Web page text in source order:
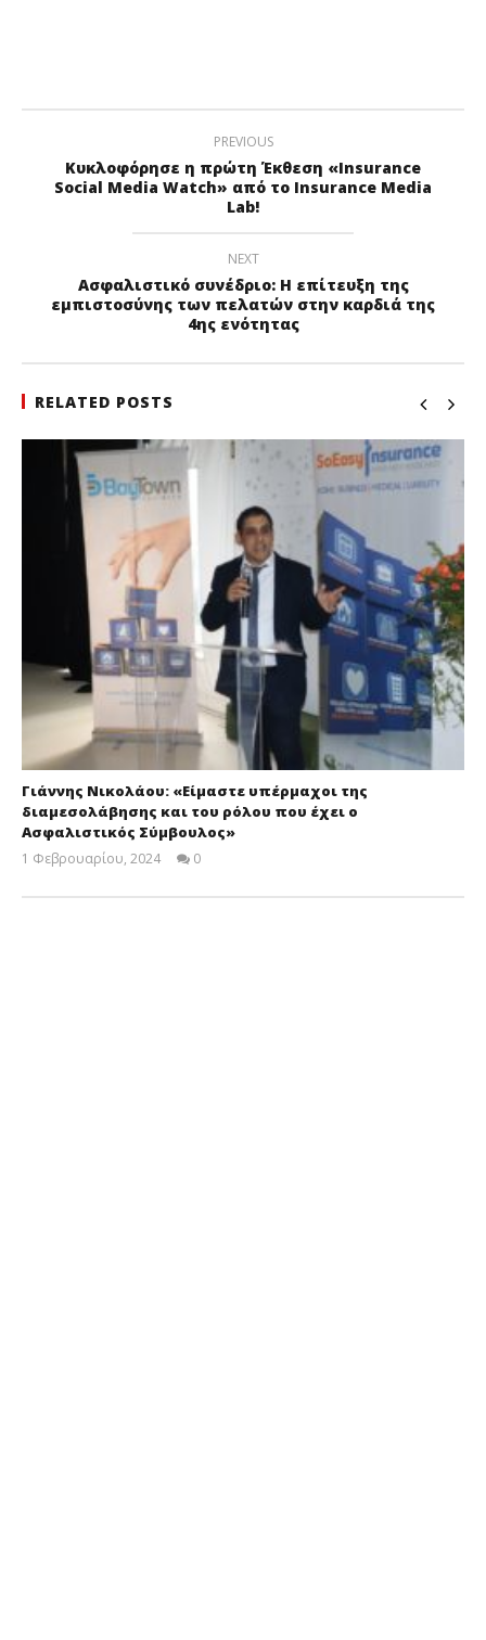
PREVIOUS
Κυκλοφόρησε η πρώτη Έκθεση «Insurance
Social Media Watch» από το Insurance Media
Lab!
NEXT
Ασφαλιστικό συνέδριο: Η επίτευξη της
εμπιστοσύνης των πελατών στην καρδιά της
4ης ενότητας
RELATED POSTS
Γιάννης Νικολάου: «Είμαστε υπέρμαχοι της
διαμεσολάβησης και του ρόλου που έχει ο
Ασφαλιστικός Σύμβουλος»
1 Φεβρουαρίου, 2024
Insurance
0